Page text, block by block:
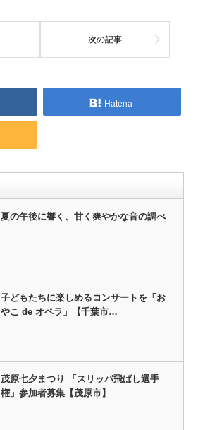
次の記事
Hatena
夏の午後に響く、甘く爽やかな音の調べ
子どもたちに楽しめるコンサートを「お
やこ de オペラ」【千葉市…
茂原七夕まつり 「スリッパ飛ばし選手
権」参加者募集【茂原市】